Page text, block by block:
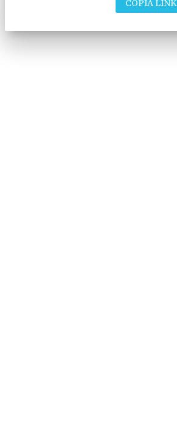
COPIA LINK